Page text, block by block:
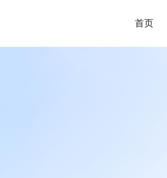
首页